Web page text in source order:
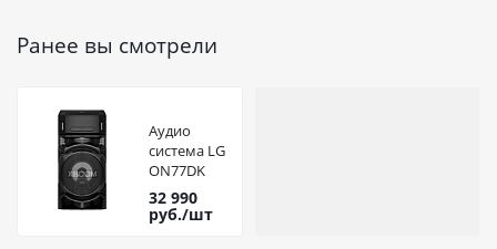
Ранее вы смотрели
Аудио
система LG
ON77DK
32 990
руб./шт